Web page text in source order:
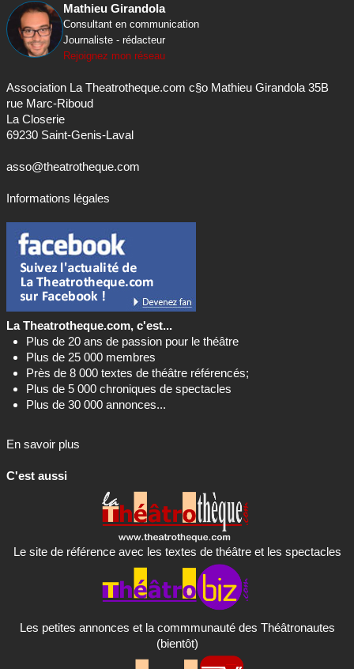
Mathieu Girandola
Consultant en communication
Journaliste - rédacteur
Rejoignez mon réseau
Association La Theatrotheque.com c§o Mathieu Girandola 35B
rue Marc-Riboud
La Closerie
69230 Saint-Genis-Laval
asso@theatrotheque.com
Informations légales
La Theatrotheque.com, c'est...
Plus de 20 ans de passion pour le théâtre
Plus de 25 000 membres
Près de 8 000 textes de théâtre référencés;
Plus de 5 000 chroniques de spectacles
Plus de 30 000 annonces...
En savoir plus
C'est aussi
Le site de référence avec les textes de théâtre et les spectacles
Les petites annonces et la commmunauté des Théâtronautes
(bientôt)